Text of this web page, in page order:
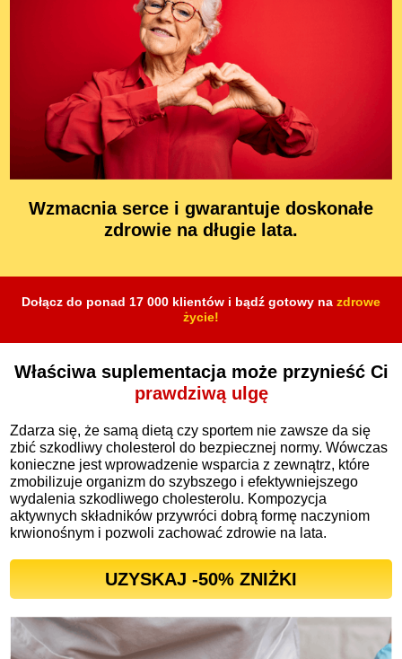
Wzmacnia serce i gwarantuje doskonałe
zdrowie na długie lata.
Dołącz do ponad 17 000 klientów i bądź gotowy na zdrowe
życie!
Właściwa suplementacja może przynieść Ci
prawdziwą ulgę
Zdarza się, że samą dietą czy sportem nie zawsze da się
zbić szkodliwy cholesterol do bezpiecznej normy. Wówczas
konieczne jest wprowadzenie wsparcia z zewnątrz, które
zmobilizuje organizm do szybszego i efektywniejszego
wydalenia szkodliwego cholesterolu. Kompozycja
aktywnych składników przywróci dobrą formę naczyniom
krwionośnym i pozwoli zachować zdrowie na lata.
UZYSKAJ -50% ZNIŻKI